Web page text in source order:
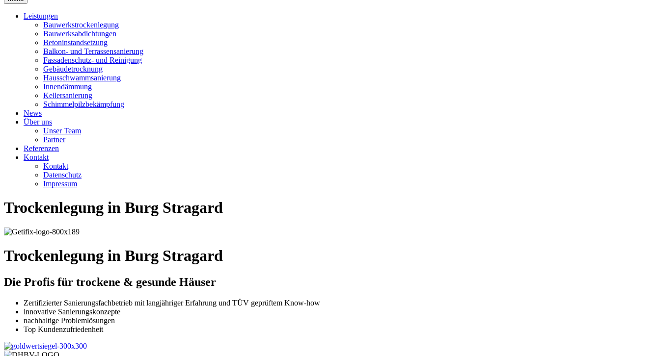
Leistungen
Bauwerks­trockenlegung
Bauwerks­abdichtungen
Beton­instand­setzung
Balkon- und Terras­sen­sanierung
Fassaden­schutz- und Reinigung
Gebäude­trocknung
Haus­schwamm­sanierung
Innen­dämmung
Keller­sanierung
Schimmel­pilz­bekämpfung
News
Über uns
Unser Team
Partner
Referenzen
Kontakt
Kontakt
Datenschutz
Impressum
Trockenlegung in Burg Stragard
Trockenlegung in Burg Stragard
Die Profis für trockene & gesunde Häuser
Zertifizierter Sanierungsfachbetrieb mit langjähriger Erfahrung und TÜV geprüftem Know-how
innovative Sanierungskonzepte
nachhaltige Problemlösungen
Top Kundenzufriedenheit